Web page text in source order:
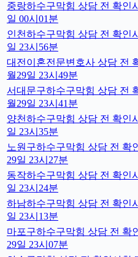
중랑하수구막힘 상담 전 확인
일 00시01분
인천하수구막힘 상담 전 확인
일 23시56분
대전이혼전문변호사 상담 전
월29일 23시49분
서대문구하수구막힘 상담 전
월29일 23시41분
양천하수구막힘 상담 전 확인
일 23시35분
노원구하수구막힘 상담 전 확
29일 23시27분
동작하수구막힘 상담 전 확인
일 23시24분
하남하수구막힘 상담 전 확인
일 23시13분
마포구하수구막힘 상담 전 확
29일 23시07분